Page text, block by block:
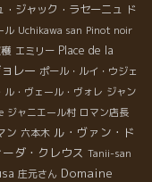
・ジャック・ラセーニュ ド
ル Uchikawa san Pinot noir
エミリー Place de la
レー ポール・ルイ・ウジェ
ル・ヴェール・ヴォレ ジャン
ジャニエール村 ロマン店長
ン 六本木 ル・ヴァン・ド
ダ・クレウス Tanii-san
庄元さん Domaine